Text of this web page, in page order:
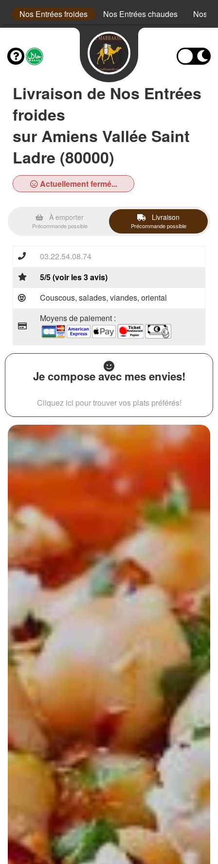
Nos Entrées froides Nos Entrées chaudes Nos
Livraison de Nos Entrées
froides
sur Amiens Vallée Saint
Ladre (80000)
Actuellement fermé...
À emporter
Précommande possible
Livraison
Précommande possible
03.22.54.08.74
5/5 (voir les 3 avis)
Couscous, salades, viandes, oriental
Moyens de paiement :
Je compose avec mes envies!
Cliquez ici pour trouver vos plats préférés!